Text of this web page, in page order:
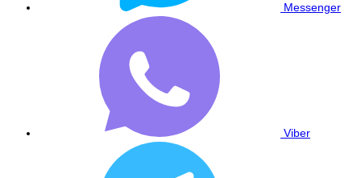
Messenger
Viber